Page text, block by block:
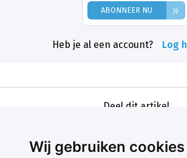
Wij gebruiken cookies
ABONNEER NU »
Heb je al een account? Log
Deel dit artikel